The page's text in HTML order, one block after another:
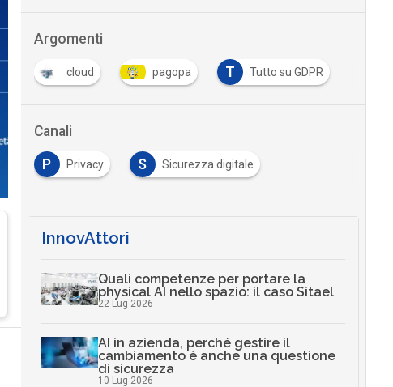
Argomenti
cloud pagopa T Tutto su GDPR
Canali
P Privacy S Sicurezza digitale
InnovAttori
Quali competenze per portare la
physical AI nello spazio: il caso Sitael
22 Lug 2026
AI in azienda, perché gestire il
cambiamento è anche una questione
di sicurezza
10 Lug 2026